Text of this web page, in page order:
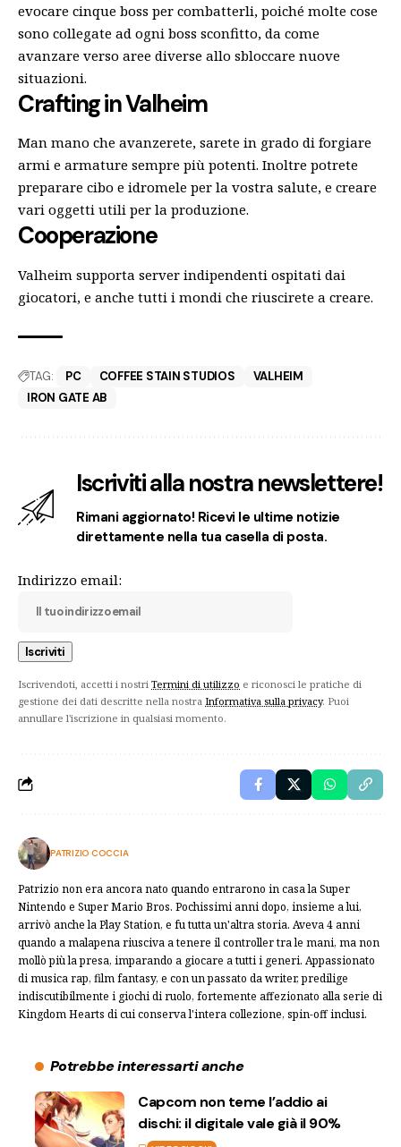
evocare cinque boss per combatterli, poiché molte cose
sono collegate ad ogni boss sconfitto, da come
avanzare verso aree diverse allo sbloccare nuove
situazioni.
Craftingin Valheim
Man mano che avanzerete, sarete in grado di forgiare
armi e armature sempre più potenti. Inoltre potrete
preparare cibo e idromele per la vostra salute, e creare
vari oggetti utili per la produzione.
Cooperazione
Valheim supporta server indipendenti ospitati dai
giocatori, e anche tutti i mondi che riuscirete a creare.
TAG: PC COFFEE STAIN STUDIOS
VALHEIM
IRON GATE AB
Iscriviti alla nostra newslettere!
Rimani aggiornato! Ricevi le ultime notizie
direttamente nella tua casella di posta.
Indirizzo email:
Iscrivendoti, accetti i nostri Termini di utilizzo e riconosci le pratiche di
gestione dei dati descritte nella nostra Informativa sulla privacy. Puoi
annullare l'iscrizione in qualsiasi momento.
PATRIZIO COCCIA
Patrizio non era ancora nato quando entrarono in casa la Super
Nintendo e Super Mario Bros. Pochissimi anni dopo, insieme a lui,
arrivò anche la Play Station, e fu tutta un'altra storia. Aveva 4 anni
quando a malapena riusciva a tenere il controller tra le mani, ma non
mollò più la presa, imparando a giocare a tutti i generi. Appassionato
di musica rap, film fantasy, e con un passato da writer, predilige
indiscutibilmente i giochi di ruolo, fortemente affezionato alla serie di
Kingdom Hearts di cui conserva l'intera collezione, spin-off inclusi.
Potrebbe interessarti anche
Capcom non teme l’addio ai
dischi: il digitale vale già il 90%